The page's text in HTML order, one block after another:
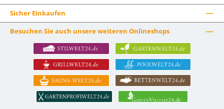
Sicher Einkaufen
Besuchen Sie auch unsere weiteren Onlineshops